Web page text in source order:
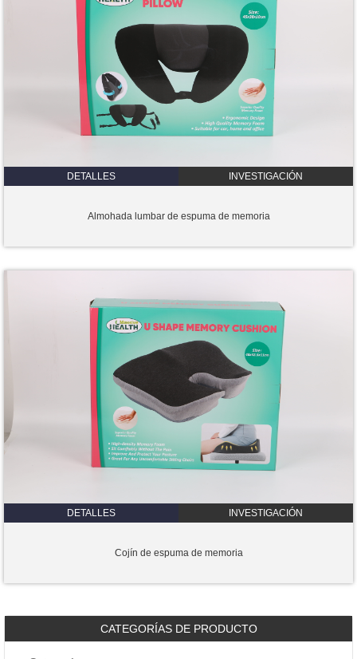
DETALLES INVESTIGACIÓN
Almohada lumbar de espuma de memoria
DETALLES INVESTIGACIÓN
Cojín de espuma de memoria
CATEGORÍAS DE PRODUCTO